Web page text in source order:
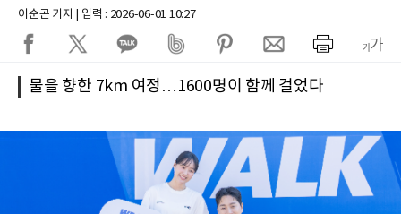
이순곤 기자 | 입력 : 2026-06-01 10:27
물을 향한 7km 여정…1600명이 함께 걸었다